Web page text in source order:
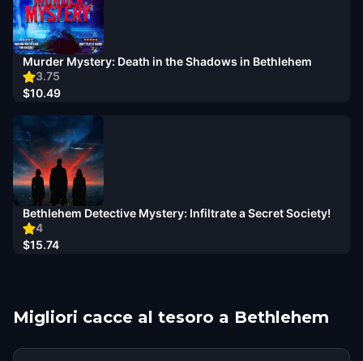
3.75
Murder Mystery: Death in the Shadows in Bethlehem
$10.49
4
Bethlehem Detective Mystery: Infiltrate a Secret Society!
$15.74
Migliori cacce al tesoro a Bethlehem